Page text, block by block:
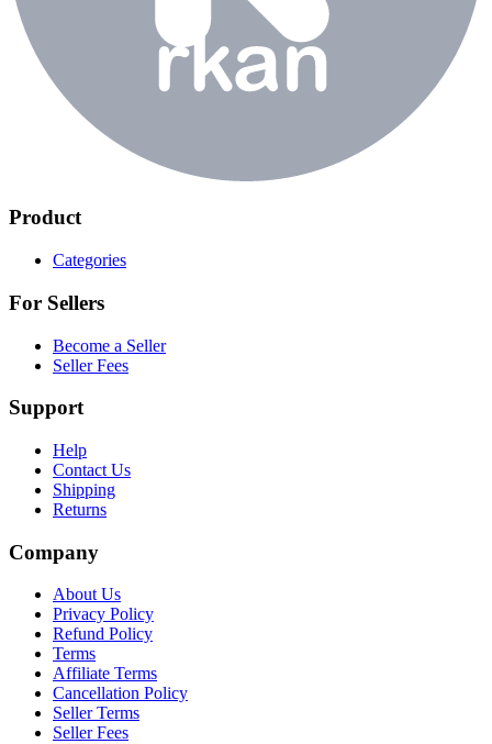
Product
Categories
For Sellers
Become a Seller
Seller Fees
Support
Help
Contact Us
Shipping
Returns
Company
About Us
Privacy Policy
Refund Policy
Terms
Affiliate Terms
Cancellation Policy
Seller Terms
Seller Fees